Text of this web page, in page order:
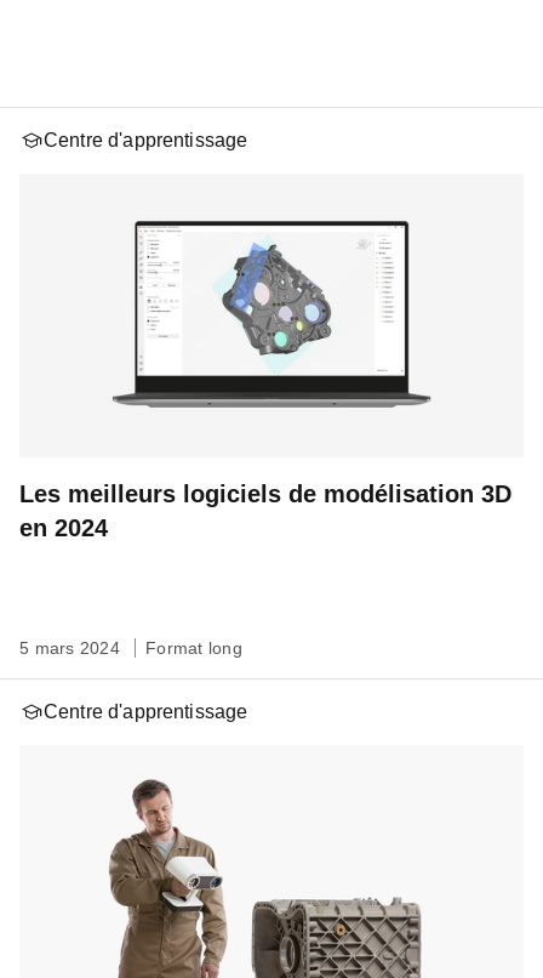
Centre d'apprentissage
Les meilleurs logiciels de modélisation 3D
en 2024
5 mars 2024 Format long
Centre d'apprentissage